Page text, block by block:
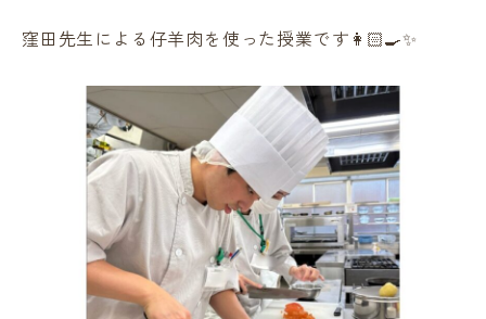
窪田先生による仔羊肉を使った授業です👩🏻‍🍳✨